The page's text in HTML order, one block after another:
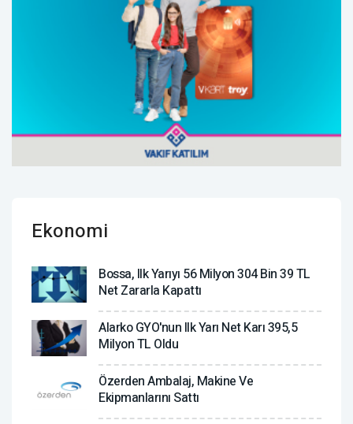
Ekonomi
Bossa, Ilk Yarıyı 56 Milyon 304 Bin 39 TL
Net Zararla Kapattı
Alarko GYO'nun Ilk Yarı Net Karı 395,5
Milyon TL Oldu
Özerden Ambalaj, Makine Ve
Ekipmanlarını Sattı